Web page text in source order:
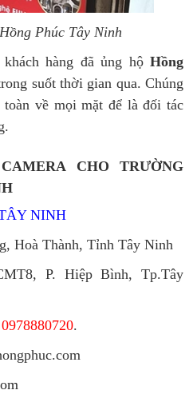
Phúc Tây Ninh
hàng đã ủng hộ Hồng
suốt thời gian qua. Chúng
về mọi mặt để là đối tác
CHO TRƯỜNG
NINH
Hoà Thành, Tỉnh Tây Ninh
P. Hiệp Bình, Tp.Tây
.